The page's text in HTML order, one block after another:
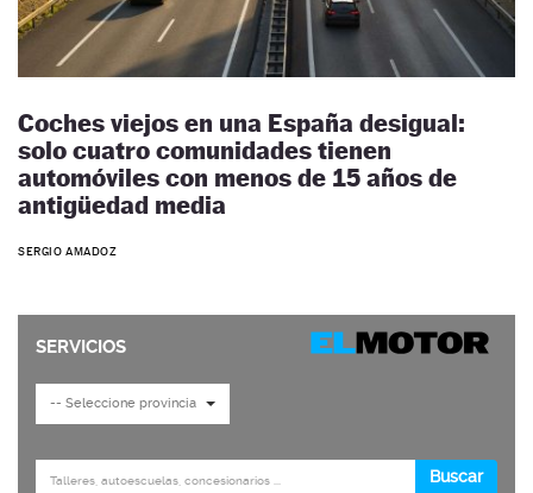
Coches viejos en una España desigual:
solo cuatro comunidades tienen
automóviles con menos de 15 años de
antigüedad media
SERGIO AMADOZ